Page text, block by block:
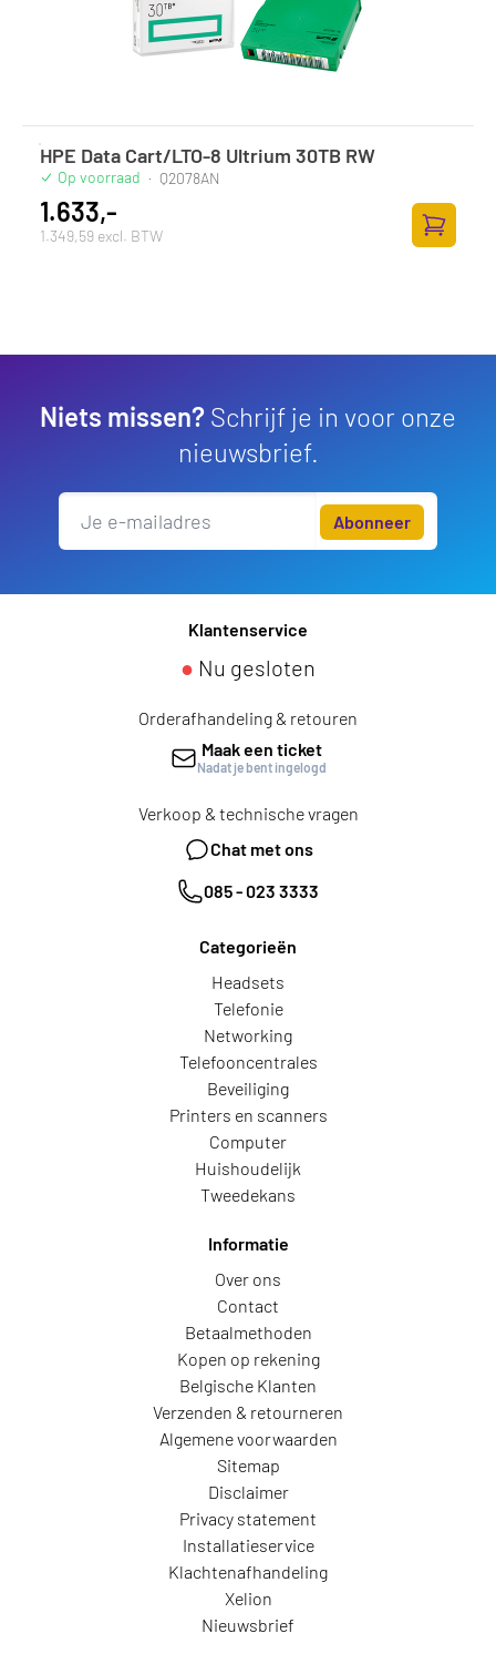
HPE Data Cart/LTO-8 Ultrium 30TB RW
Op voorraad · Q2078AN
1.633,-
1.349,59 excl. BTW
Niets missen? Schrijf je in voor onze
nieuwsbrief.
Abonneer
Klantenservice
● Nu gesloten
Orderafhandeling & retouren
Maak een ticket
Nadat je bent ingelogd
Verkoop & technische vragen
Chat met ons
085 - 023 3333
Categorieën
Headsets
Telefonie
Networking
Telefooncentrales
Beveiliging
Printers en scanners
Computer
Huishoudelijk
Tweedekans
Informatie
Over ons
Contact
Betaalmethoden
Kopen op rekening
Belgische Klanten
Verzenden & retourneren
Algemene voorwaarden
Sitemap
Disclaimer
Privacy statement
Installatieservice
Klachtenafhandeling
Xelion
Nieuwsbrief